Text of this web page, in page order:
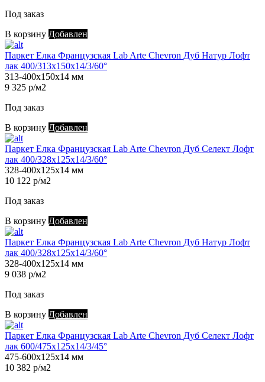
Под заказ
В корзину Добавлен
Паркет Елка Французская Lab Arte Chevron Дуб Натур Лофт
лак 400/313х150х14/3/60°
313-400х150х14 мм
9 325 р/м2
Под заказ
В корзину Добавлен
Паркет Елка Французская Lab Arte Chevron Дуб Селект Лофт
лак 400/328х125х14/3/60°
328-400х125х14 мм
10 122 р/м2
Под заказ
В корзину Добавлен
Паркет Елка Французская Lab Arte Chevron Дуб Натур Лофт
лак 400/328х125х14/3/60°
328-400х125х14 мм
9 038 р/м2
Под заказ
В корзину Добавлен
Паркет Елка Французская Lab Arte Chevron Дуб Селект Лофт
лак 600/475х125х14/3/45°
475-600х125х14 мм
10 382 р/м2